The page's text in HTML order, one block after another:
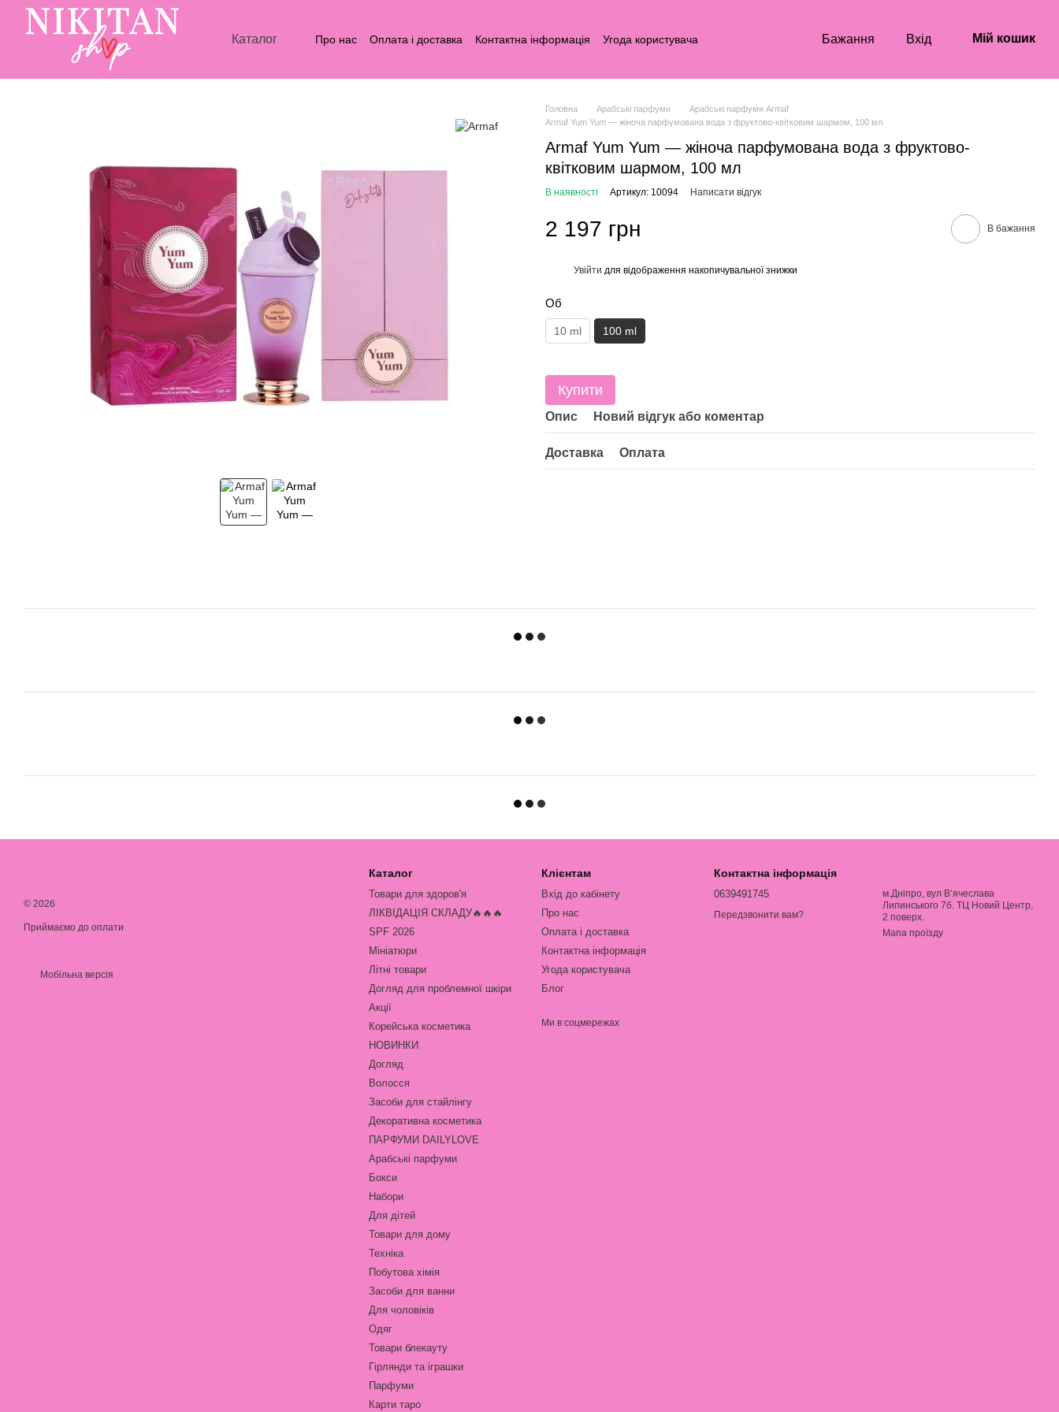
Перейти до основного контенту
Каталог Про нас Оплата і доставка Контактна інформація
Угода користувача
Бажання Вхід Мій кошик
Головна Арабські парфуми
Арабські парфуми Armaf
Armaf Yum Yum — жіноча парфумована вода з фруктово-квітковим шармом, 100 мл
Armaf Yum Yum — жіноча парфумована вода з фруктово-
квітковим шармом, 100 мл
В наявності Артикул: 10094 Написати відгук
2 197 грн В бажання
Увійти для відображення накопичувальної знижки
Об
10 ml 100 ml
Купити
Опис Новий відгук або коментар
Доставка Оплата
© 2026
Приймаємо до оплати
Мобільна версія
Каталог
Товари для здоров'я
ЛІКВІДАЦІЯ СКЛАДУ🔥🔥🔥
SPF 2026
Мініатюри
Літні товари
Догляд для проблемної шкіри
Акції
Корейська косметика
НОВИНКИ
Догляд
Волосся
Засоби для стайлінгу
Декоративна косметика
ПАРФУМИ DAILYLOVE
Арабські парфуми
Бокси
Набори
Для дітей
Товари для дому
Техніка
Побутова хімія
Засоби для ванни
Для чоловіків
Одяг
Товари блекауту
Гірлянди та іграшки
Парфуми
Карти таро
Клієнтам
Вхід до кабінету
Про нас
Оплата і доставка
Контактна інформація
Угода користувача
Блог
Ми в соцмережах
Контактна інформація
0639491745
Передзвонити вам?
м.Дніпро, вул В‘ячеслава
Липинського 7б. ТЦ Новий Центр,
2 поверх.
Мапа проїзду